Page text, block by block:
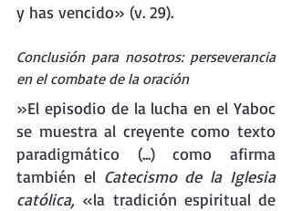
y has vencido» (v. 29).
Conclusión para nosotros: perseverancia
en el combate de la oración
»El episodio de la lucha en el Yaboc
se muestra al creyente como texto
paradigmático (...) como afirma
también el Catecismo de la Iglesia
católica, «la tradición espiritual de